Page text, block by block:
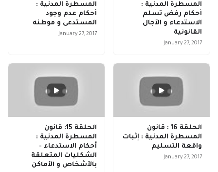
المسطرة المدنية :
أحكام رفض تسلم
الاستدعاء و الآجال
القانونية
January 27, 2017
المسطرة المدنية :
أحكام عدم وجود
المستدعى و موطنه
January 27, 2017
الحلقة 16 : قانون
المسطرة المدنية : إثبات
واقعة التسليم
January 27, 2017
الحلقة 15: قانون
المسطرة المدنية :
أحكام الاستدعاء -
الشكليات المتعلقة
بالأشخاص و الأماكن